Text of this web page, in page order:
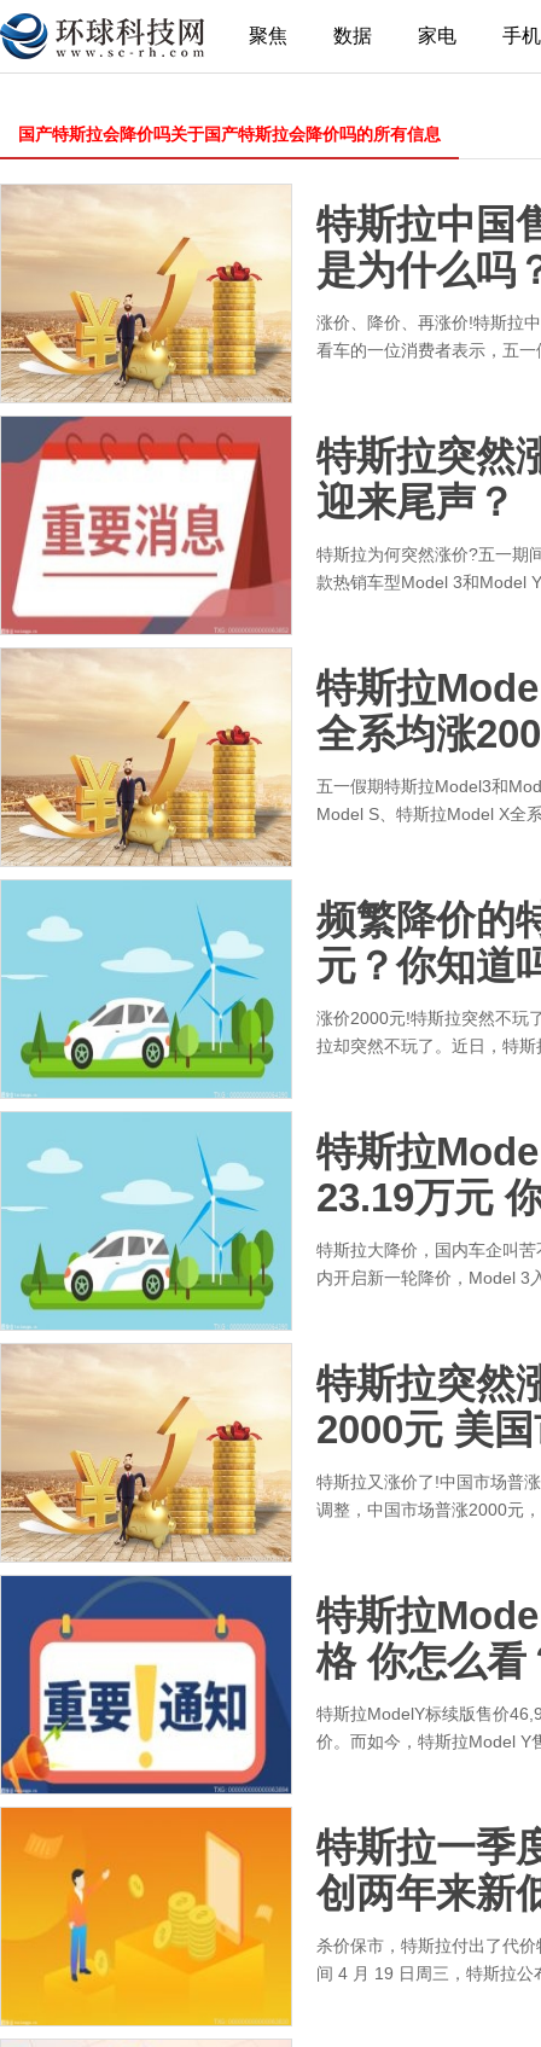
聚焦 数据 家电 手机
国产特斯拉会降价吗关于国产特斯拉会降价吗的所有信息
特斯拉中国
是为什么吗
涨价、降价、再涨价!特斯拉
看车的一位消费者表示，五
特斯拉突然
迎来尾声？
特斯拉为何突然涨价?五一期
款热销车型Model 3和Model
特斯拉
全系均涨
五一假期特斯拉Model3和
Model S、特斯拉Model X全
频繁降价的
元？你知道
涨价2000元!特斯拉突然不玩
拉却突然不玩了。近日，特
特斯拉
23.19万元
特斯拉大降价，国内车企叫
内开启新一轮降价，Model 3
特斯拉突然
2000元 美
特斯拉又涨价了!中国市场普
调整，中国市场普涨2000元
特斯拉
格 你怎么看
特斯拉ModelY标续版售价
价。而如今，特斯拉Model Y
特斯拉一季
创两年来新
杀价保市，特斯拉付出了代
间 4 月 19 日周三，特斯拉